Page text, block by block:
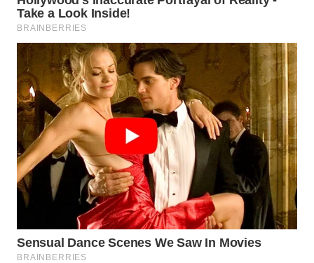
WN
KUNINGAN
WN
MAJALENGKA
WN
SUBANG
WN
SUKABUMI
PURWAKARTA